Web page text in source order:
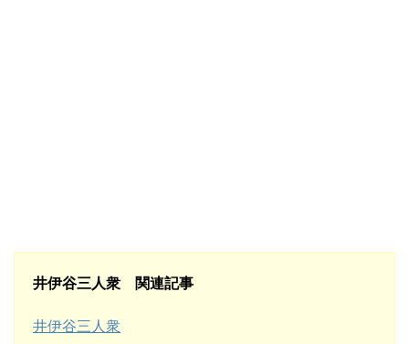
井伊谷三人衆 関連記事
井伊谷三人衆